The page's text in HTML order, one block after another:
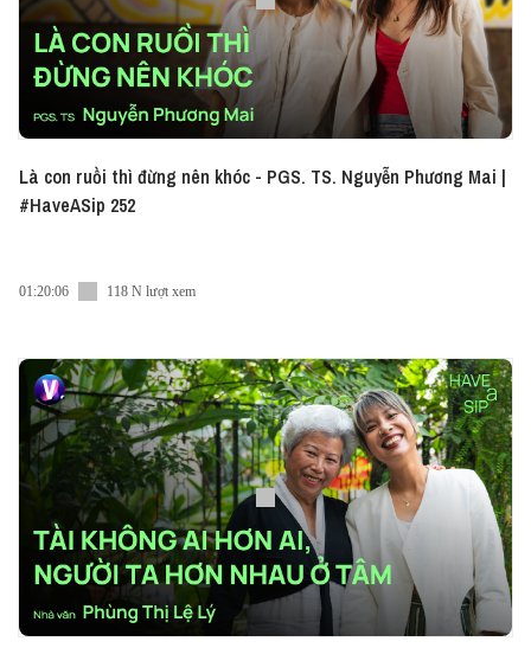
Là con ruồi thì đừng nên khóc - PGS. TS. Nguyễn Phương Mai |
#HaveASip 252
01:20:06 118 N lượt xem